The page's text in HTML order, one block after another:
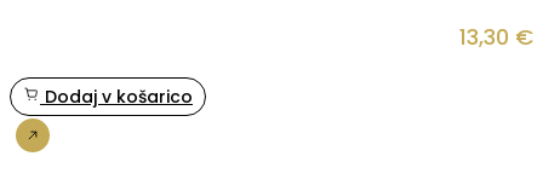
13,30 €
Dodaj v košarico